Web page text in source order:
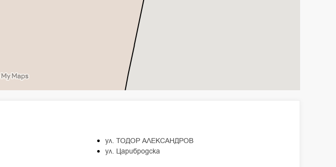
ул. ТОДОР АЛЕКСАНДРОВ
ул. Царибродска